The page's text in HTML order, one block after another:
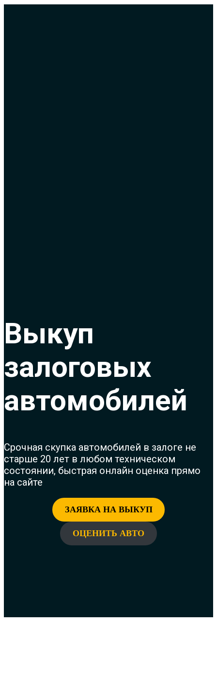
Выкуп
залоговых
автомобилей
Срочная скупка автомобилей в залоге не
старше 20 лет в любом техническом
состоянии, быстрая онлайн оценка прямо
на сайте
ЗАЯВКА НА ВЫКУП
ОЦЕНИТЬ АВТО